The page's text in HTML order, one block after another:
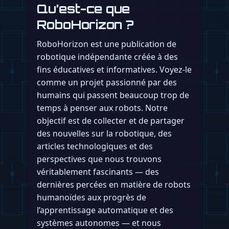
Qu’est-ce que
RoboHorizon ?
RoboHorizon est une publication de
robotique indépendante créée à des
fins éducatives et informatives. Voyez-le
comme un projet passionné par des
humains qui passent beaucoup trop de
temps à penser aux robots. Notre
objectif est de collecter et de partager
des nouvelles sur la robotique, des
articles technologiques et des
perspectives que nous trouvons
véritablement fascinants — des
dernières percées en matière de robots
humanoïdes aux progrès de
l’apprentissage automatique et des
systèmes autonomes — et nous